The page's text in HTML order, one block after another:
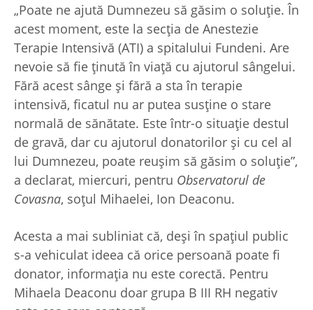
„Poate ne ajută Dumnezeu să găsim o soluție. În
acest moment, este la secția de Anestezie
Terapie Intensivă (ATI) a spitalului Fundeni. Are
nevoie să fie ținută în viață cu ajutorul sângelui.
Fără acest sânge și fără a sta în terapie
intensivă, ficatul nu ar putea susține o stare
normală de sănătate. Este într-o situație destul
de gravă, dar cu ajutorul donatorilor și cu cel al
lui Dumnezeu, poate reușim să găsim o soluție”,
a declarat, miercuri, pentru Observatorul de
Covasna, soțul Mihaelei, Ion Deaconu.
Acesta a mai subliniat că, deși în spațiul public
s-a vehiculat ideea că orice persoană poate fi
donator, informația nu este corectă. Pentru
Mihaela Deaconu doar grupa B III RH negativ